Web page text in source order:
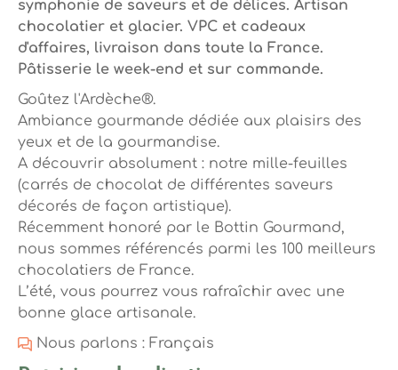
symphonie de saveurs et de délices. Artisan
chocolatier et glacier. VPC et cadeaux
d'affaires, livraison dans toute la France.
Pâtisserie le week-end et sur commande.
Goûtez l'Ardèche®.
Ambiance gourmande dédiée aux plaisirs des
yeux et de la gourmandise.
A découvrir absolument : notre mille-feuilles
(carrés de chocolat de différentes saveurs
décorés de façon artistique).
Récemment honoré par le Bottin Gourmand,
nous sommes référencés parmi les 100 meilleurs
chocolatiers de France.
L’été, vous pourrez vous rafraîchir avec une
bonne glace artisanale.
Nous parlons : Français